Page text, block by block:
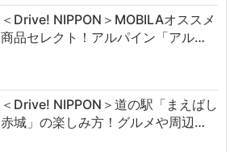
＜Drive! NIPPON＞MOBILAオススメ
商品セレクト！アルパイン「アル…
＜Drive! NIPPON＞道の駅「まえばし
赤城」の楽しみ方！グルメや周辺…